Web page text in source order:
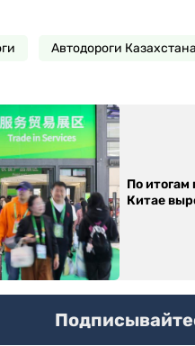
Автодороги Казахстана
По итогам
Китае